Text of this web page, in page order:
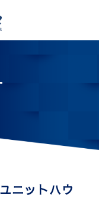
ニットハウ